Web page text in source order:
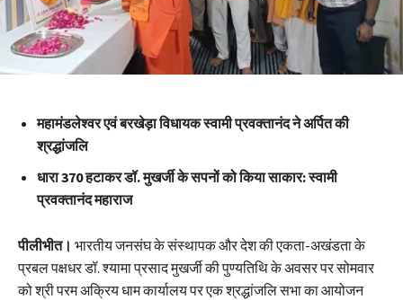
महामंडलेश्वर एवं बरखेड़ा विधायक स्वामी प्रवक्तानंद ने अर्पित की
श्रद्धांजलि
धारा 370 हटाकर डॉ. मुखर्जी के सपनों को किया साकार: स्वामी
प्रवक्तानंद महाराज
पीलीभीत। भारतीय जनसंघ के संस्थापक और देश की एकता-अखंडता के
प्रबल पक्षधर डॉ. श्यामा प्रसाद मुखर्जी की पुण्यतिथि के अवसर पर सोमवार
को श्री परम अक्रिय धाम कार्यालय पर एक श्रद्धांजलि सभा का आयोजन